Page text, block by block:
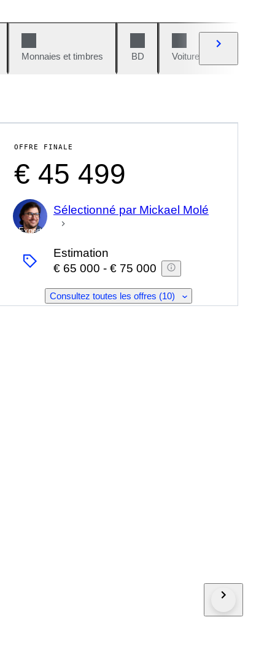
Monnaies et timbres BD Voitures et motos
OFFRE FINALE
€ 45 499
Expert
Sélectionné par Mickael Molé
Estimation
€ 65 000 - € 75 000
Consultez toutes les offres (10)